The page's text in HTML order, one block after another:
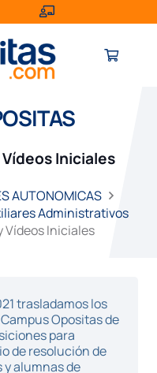
Iniciales
AUTONOMICAS
Administrativos
Vídeos Iniciales
trasladamos los
Opositas de
para
de resolución de
y alumnas de